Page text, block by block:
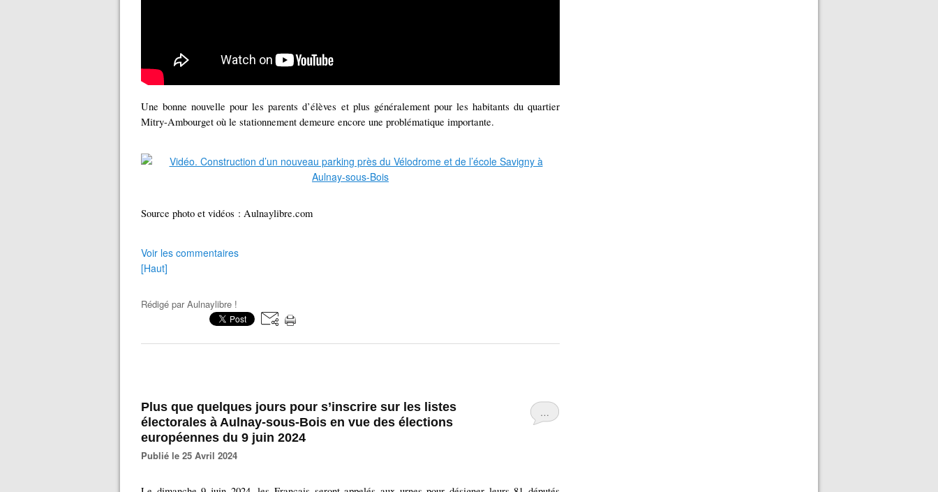
Une bonne nouvelle pour les parents d’élèves et plus généralement pour les habitants du quartier
Mitry-Ambourget où le stationnement demeure encore une problématique importante.
Source photo et vidéos : Aulnaylibre.com
Voir les commentaires
[Haut]
Rédigé parAulnaylibre !
…
Plus que quelques jours pour s’inscrire sur les listes
électorales à Aulnay-sous-Bois en vue des élections
européennes du 9 juin 2024
Publié le 25 Avril 2024